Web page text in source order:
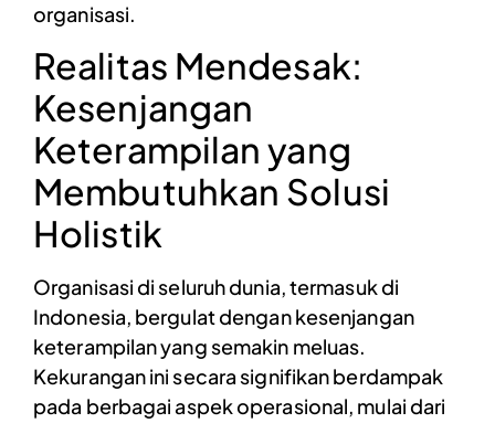
organisasi.
Realitas Mendesak:
Kesenjangan
Keterampilan yang
Membutuhkan Solusi
Holistik
Organisasi di seluruh dunia, termasuk di
Indonesia, bergulat dengan kesenjangan
keterampilan yang semakin meluas.
Kekurangan ini secara signifikan berdampak
pada berbagai aspek operasional, mulai dari